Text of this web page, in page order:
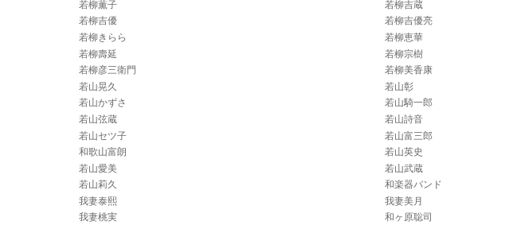
若柳薫子
若柳吉蔵
若柳吉優
若柳吉優亮
若柳きらら
若柳恵華
若柳壽延
若柳宗樹
若柳彦三衛門
若柳美香康
若山晃久
若山彰
若山かずさ
若山騎一郎
若山弦蔵
若山詩音
若山セツ子
若山富三郎
和歌山富朗
若山英史
若山愛美
若山武蔵
若山莉久
和楽器バンド
我妻泰熙
我妻美月
我妻桃実
和ヶ原聡司